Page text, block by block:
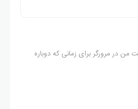
من در مرورگر برای زمانی که دوباره